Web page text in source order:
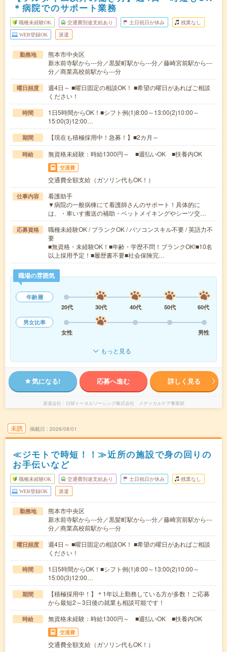
＊病院でのサポート業務
職種未経験OK 交通費別途支給あり 土日祝日が休み 残業なし
WEB登録OK 派遣
勤務地
熊本市中央区
新水前寺駅から---分／黒髪町駅から---分／藤崎宮前駅から---
分／商業高校前駅から---分
曜日頻度
週4日～ ■曜日固定の相談OK！ ■希望の曜日があればご相談
ください！
時間
1日5時間からOK！■シフト例(1)8:00～13:00(2)10:00～
15:00(3)12:00…
期間 【現在も積極採用中！急募！】■2カ月～
時給 無資格未経験：時給1300円～ ■週払いOK ■扶養内OK
交通費
交通費全額支給（ガソリン代もOK！）
仕事内容
看護助手
▼病院の一般病棟にて看護師さんのサポート！具体的に
は、・車いす搬送の補助・ベットメイキングやシーツ交…
応募資格
職種未経験OK / ブランクOK / パソコンスキル不要 / 英語力不
要
■無資格・未経験OK！■年齢・学歴不問！ブランクOK!■10名
以上採用予定！■履歴書不要■社会保険完…
職場の雰囲気
年齢層
20代
30代 40代 50代
60代
男女比率
女性
男性
もっと見る
気になる! 応募へ進む 詳しく見る
派遣会社 日研トータルソーシング株式会社 メディカルケア事業部
未読 掲載日 2026/08/01
≪ジモトで時短！！≫近所の施設で身の回りの
お手伝いなど
職種未経験OK 交通費別途支給あり 土日祝日が休み 残業なし
WEB登録OK 派遣
勤務地
熊本市中央区
新水前寺駅から---分／黒髪町駅から---分／藤崎宮前駅から---
分／商業高校前駅から---分
曜日頻度
週4日～ ■曜日固定の相談OK！ ■希望の曜日があればご相談
ください！
時間
1日5時間からOK！■シフト例(1)8:00～13:00(2)10:00～
15:00(3)12:00…
期間
【積極採用中！】＊1年以上勤務している方が多数！ご応募
から最短2～3日後の就業も相談可能です！
時給 無資格未経験：時給1300円～ ■週払いOK ■扶養内OK
交通費
交通費全額支給（ガソリン代もOK！）